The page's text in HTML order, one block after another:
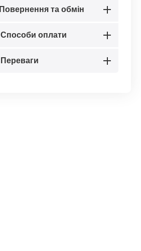
Повернення та обмін
Способи оплати
Переваги